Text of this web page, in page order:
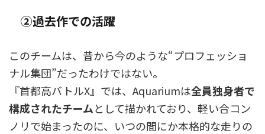
②過去作での活躍
このチームは、昔から今のような“プロフェッショ
ナル集団”だったわけではない。
『首都高バトルX』では、Aquariumは全員独身者で
構成されたチームとして描かれており、軽い合コン
ノリで始まったのに、いつの間にか本格的な走りの